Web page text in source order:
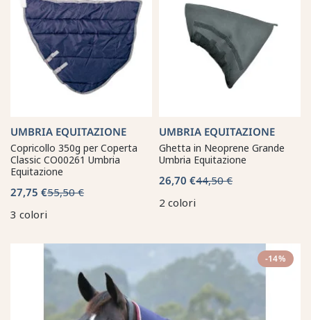
UMBRIA EQUITAZIONE
Copricollo 350g per Coperta
Classic CO00261 Umbria
Equitazione
27,75 €55,50 €
3 colori
UMBRIA EQUITAZIONE
Ghetta in Neoprene Grande
Umbria Equitazione
26,70 €44,50 €
2 colori
-14%